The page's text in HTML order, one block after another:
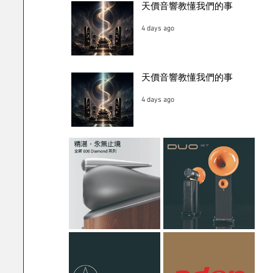
天價音響教懂我們的事
4 days ago
天價音響教懂我們的事
4 days ago